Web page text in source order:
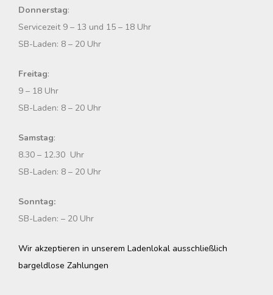
Donnerstag:
Servicezeit 9 – 13 und 15 – 18 Uhr
SB-Laden: 8 – 20 Uhr
Freitag:
9 – 18 Uhr
SB-Laden: 8 – 20 Uhr
Samstag:
8.30 – 12.30 Uhr
SB-Laden: 8 – 20 Uhr
Sonntag:
SB-Laden: – 20 Uhr
Wir akzeptieren in unserem Ladenlokal ausschließlich
bargeldlose Zahlungen